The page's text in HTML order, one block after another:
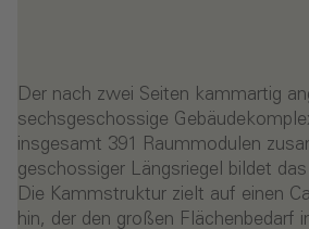
Der nach zwei Seiten kammartig
sechsgeschossige
insgesamt 391 Raummodulen
geschossiger Längsriegel bildet
Die Kammstruktur zielt auf einen
hin, der den großen Flächenbedarf